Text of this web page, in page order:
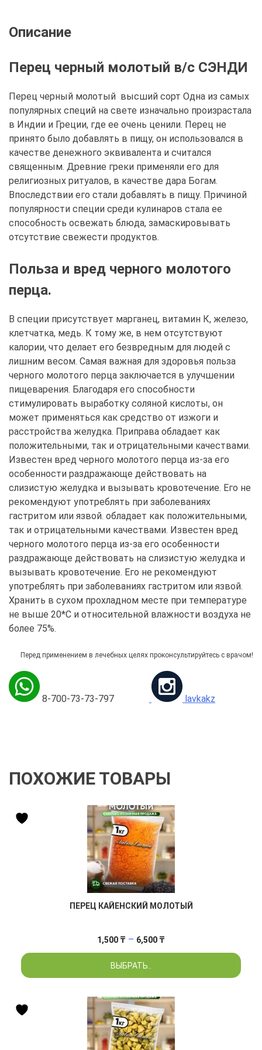
Описание
Перец черный молотый в/с СЭНДИ
Перец черный молотый высший сорт Одна из самых
популярных специй на свете изначально произрастала
в Индии и Греции, где ее очень ценили. Перец не
принято было добавлять в пищу, он использовался в
качестве денежного эквивалента и считался
священным. Древние греки применяли его для
религиозных ритуалов, в качестве дара Богам.
Впоследствии его стали добавлять в пищу. Причиной
популярности специи среди кулинаров стала ее
способность освежать блюда, замаскировывать
отсутствие свежести продуктов.
Польза и вред черного молотого
перца.
В специи присутствует марганец, витамин К, железо,
клетчатка, медь. К тому же, в нем отсутствуют
калории, что делает его безвредным для людей с
лишним весом. Самая важная для здоровья польза
черного молотого перца заключается в улучшении
пищеварения. Благодаря его способности
стимулировать выработку соляной кислоты, он
может применяться как средство от изжоги и
расстройства желудка. Приправа обладает как
положительными, так и отрицательными качествами.
Известен вред черного молотого перца из-за его
особенности раздражающе действовать на
слизистую желудка и вызывать кровотечение. Его не
рекомендуют употреблять при заболеваниях
гастритом или язвой. обладает как положительными,
так и отрицательными качествами. Известен вред
черного молотого перца из-за его особенности
раздражающе действовать на слизистую желудка и
вызывать кровотечение. Его не рекомендуют
употреблять при заболеваниях гастритом или язвой.
Хранить в сухом прохладном месте при температуре
не выше 20*С и относительной влажности воздуха не
более 75%.
Перед применением в лечебных целях проконсультируйтесь с врачом!
8-700-73-73-797 lavkakz
ПОХОЖИЕ ТОВАРЫ
ПЕРЕЦ КАЙЕНСКИЙ МОЛОТЫЙ
1,500 ₸ – 6,500 ₸
цен:
–
6,500 ₸
ВЫБРАТЬ..